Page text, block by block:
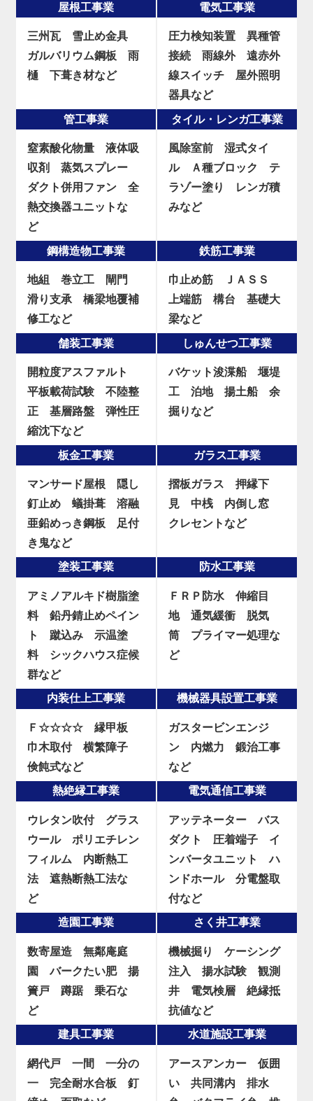
屋根工事業
三州瓦
雪止め金具
ガルバリウム鋼板
雨
樋
下葺き材など
電気工事業
圧力検知装置
異種管
接続
雨線外
遠赤外
線スイッチ
屋外照明
器具など
管工事業
窒素酸化物量
液体吸
収剤
蒸気スプレー
ダクト併用ファン
全
熱交換器ユニットな
ど
タイル・レンガ工事業
風除室前
湿式タイ
ル
Ａ種ブロック
テ
ラゾー塗り
レンガ積
みなど
鋼構造物工事業
地組 巻立工
閘門
滑り支承
橋梁地覆補
修工など
鉄筋工事業
巾止め筋
ＪＡＳＳ
上端筋
構台
基礎大
梁など
舗装工事業
開粒度アスファルト
平板載荷試験
不陸整
正
基層路盤
弾性圧
縮沈下など
しゅんせつ工事業
バケット浚渫船
堰堤
工
泊地 揚土船
余
掘りなど
板金工事業
マンサード屋根
隠し
釘止め
蟻掛葺
溶融
亜鉛めっき鋼板
足付
き鬼など
ガラス工事業
摺板ガラス
押縁下
見
中桟
内倒し窓
クレセントなど
塗装工事業
アミノアルキド樹脂塗
料
鉛丹錆止めペイン
ト
蹴込み
示温塗
料
シックハウス症候
群など
防水工事業
ＦＲＰ防水
伸縮目
地
通気緩衝
脱気
筒
プライマー処理な
ど
内装仕上工事業
Ｆ☆☆☆☆
縁甲板
巾木取付
横繁障子
倹飩式など
機械器具設置工事業
ガスタービンエンジ
ン
内燃力
鍛治工事
など
熱絶縁工事業
ウレタン吹付
グラス
ウール
ポリエチレン
フィルム
内断熱工
法
遮熱断熱工法な
ど
電気通信工事業
アッテネーター
バス
ダクト
圧着端子
イ
ンバータユニット
ハ
ンドホール
分電盤取
付など
造園工事業
数寄屋造
無鄰庵庭
園
バークたい肥
揚
簀戸
蹲踞
乗石な
ど
さく井工事業
機械掘り
ケーシング
注入
揚水試験
観測
井
電気検層
絶縁抵
抗値など
建具工事業
網代戸 一間
一分の
一
完全耐水合板
釘
水道施設工事業
アースアンカー
仮囲
い
共同溝内
排水